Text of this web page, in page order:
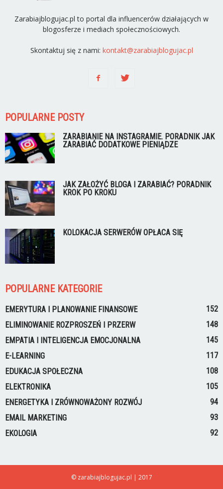
Zarabiajblogujac.pl to portal dla influencerów działających w
blogosferze i mediach społecznościowych.
Skontaktuj się z nami: kontakt@zarabiajblogujac.pl
POPULARNE POSTY
ZARABIANIE NA INSTAGRAMIE. PORADNIK JAK
ZARABIAĆ DODATKOWE PIENIĄDZE
JAK ZAŁOŻYĆ BLOGA I ZARABIAĆ? PORADNIK
KROK PO KROKU
KOLOKACJA SERWERÓW OPŁACA SIĘ
POPULARNE KATEGORIE
EMERYTURA I PLANOWANIE FINANSOWE
152
ELIMINOWANIE ROZPROSZEŃ I PRZERW
148
EMPATIA I INTELIGENCJA EMOCJONALNA
145
E-LEARNING
117
EDUKACJA SPOŁECZNA
108
ELEKTRONIKA
105
ENERGETYKA I ZRÓWNOWAŻONY ROZWÓJ
94
EMAIL MARKETING
93
EKOLOGIA
92
© zarabiajblogujac.pl | 2017